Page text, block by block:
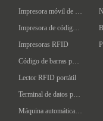
Impresora móvil de código de barras
Impresora de código de barras Industrial
Impresoras RFID
Código de barras portátil
Lector RFID portátil
Terminal de datos portátil
Máquina automática de etiquetado